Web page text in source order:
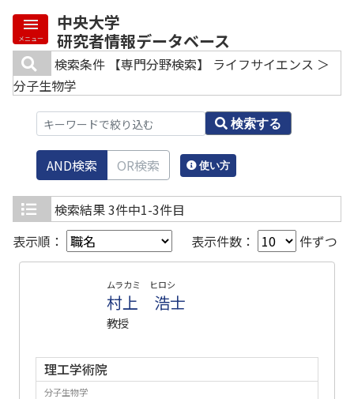
中央大学
研究者情報データベース
メニュー
検索条件 【専門分野検索】 ライフサイエンス ＞
分子生物学
検索する
AND検索 OR検索 使い方
検索結果3件中1-3件目
表示順：
表示件数： 件ずつ
ムラカミ ヒロシ
村上 浩士
教授
理工学術院
分子生物学